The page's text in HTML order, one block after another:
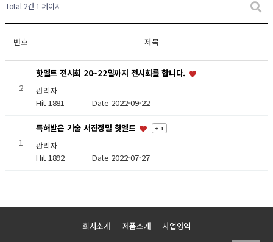
Total 2건 1 페이지
번호 제목
2
핫멜트 전시회 20~22일까지 전시회를 합니다.
관리자
Hit 1881 Date 2022-09-22
1
특허받은 기술 서진정밀 핫멜트 + 1
관리자
Hit 1892 Date 2022-07-27
회사소개 제품소개 사업영역